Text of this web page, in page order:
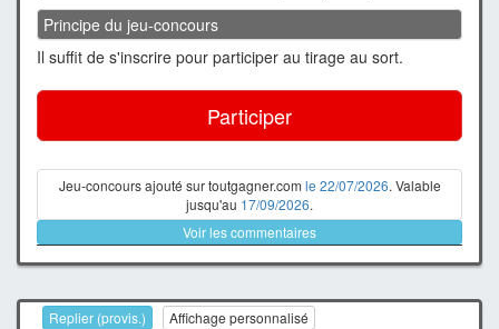
Principe du jeu-concours
Il suffit de s'inscrire pour participer au tirage au sort.
Participer
Jeu-concours ajouté sur toutgagner.com le 22/07/2026. Valable
jusqu'au 17/09/2026.
Voir les commentaires
Replier (provis.) Affichage personnalisé